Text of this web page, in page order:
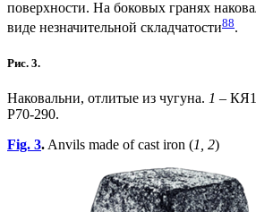
поверхности. На боковых гранях
виде незначительной складчатости88.
Рис. 3.
Наковальни, отлитые из чугуна. 1 –
Р70-290.
Fig. 3. Anvils made of cast iron (1, 2)